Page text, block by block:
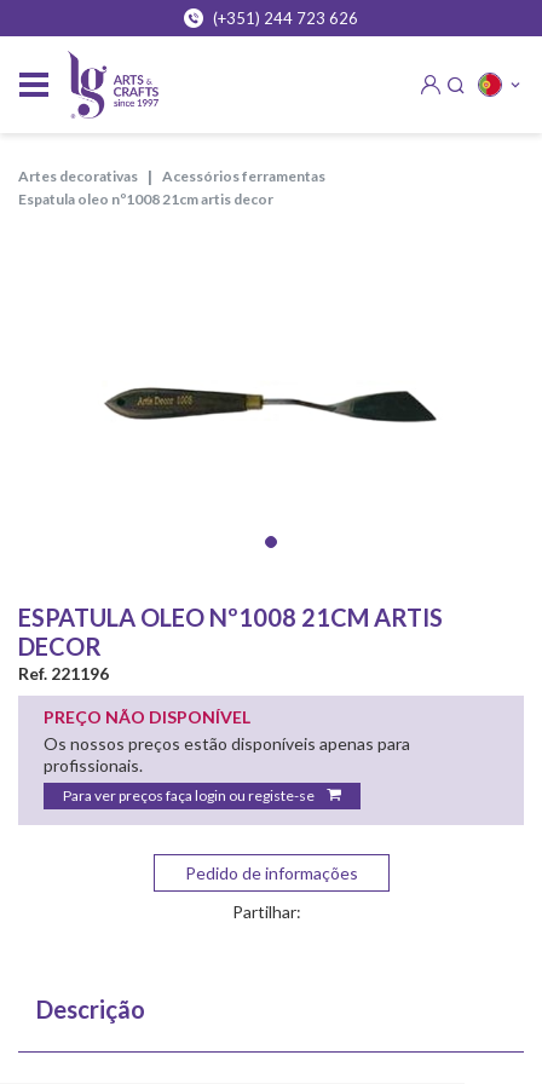
(+351) 244 723 626
artes decorativas
acessórios ferramentas
espatula oleo nº1008 21cm artis decor
ESPATULA OLEO Nº1008 21CM ARTIS
DECOR
Ref. 221196
PREÇO NÃO DISPONÍVEL
Os nossos preços estão disponíveis apenas para
profissionais.
Para ver preços faça login ou registe-se
Pedido de informações
Partilhar:
Descrição